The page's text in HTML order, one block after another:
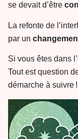
se devait d’être
La refonte de
par un
Si vous êtes dans
Tout est question
démarche à suivre !